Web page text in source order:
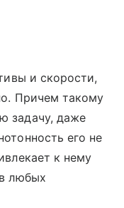
и скорости,
Причем такому
задачу, даже
его не
к нему
любых